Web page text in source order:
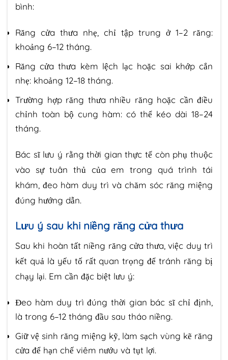
bình:
Răng cửa thưa nhẹ, chỉ tập trung ở 1–2 răng:
khoảng 6–12 tháng.
Răng cửa thưa kèm lệch lạc hoặc sai khớp cắn
nhẹ: khoảng 12–18 tháng.
Trường hợp răng thưa nhiều răng hoặc cần điều
chỉnh toàn bộ cung hàm: có thể kéo dài 18–24
tháng.
Bác sĩ lưu ý rằng thời gian thực tế còn phụ thuộc
vào sự tuân thủ của em trong quá trình tái
khám, đeo hàm duy trì và chăm sóc răng miệng
đúng hướng dẫn.
Lưu ý sau khi niềng răng cửa thưa
Sau khi hoàn tất niềng răng cửa thưa, việc duy trì
kết quả là yếu tố rất quan trọng để tránh răng bị
chạy lại. Em cần đặc biệt lưu ý:
Đeo hàm duy trì đúng thời gian bác sĩ chỉ định,
là trong 6–12 tháng đầu sau tháo niềng.
Giữ vệ sinh răng miệng kỹ, làm sạch vùng kẽ răng
cửa để hạn chế viêm nướu và tụt lợi.